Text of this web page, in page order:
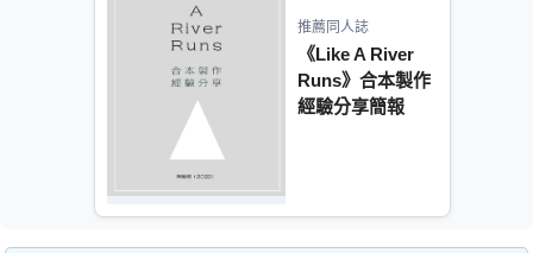
推薦同人誌
《Like A River
Runs》合本製作
經驗分享簡報